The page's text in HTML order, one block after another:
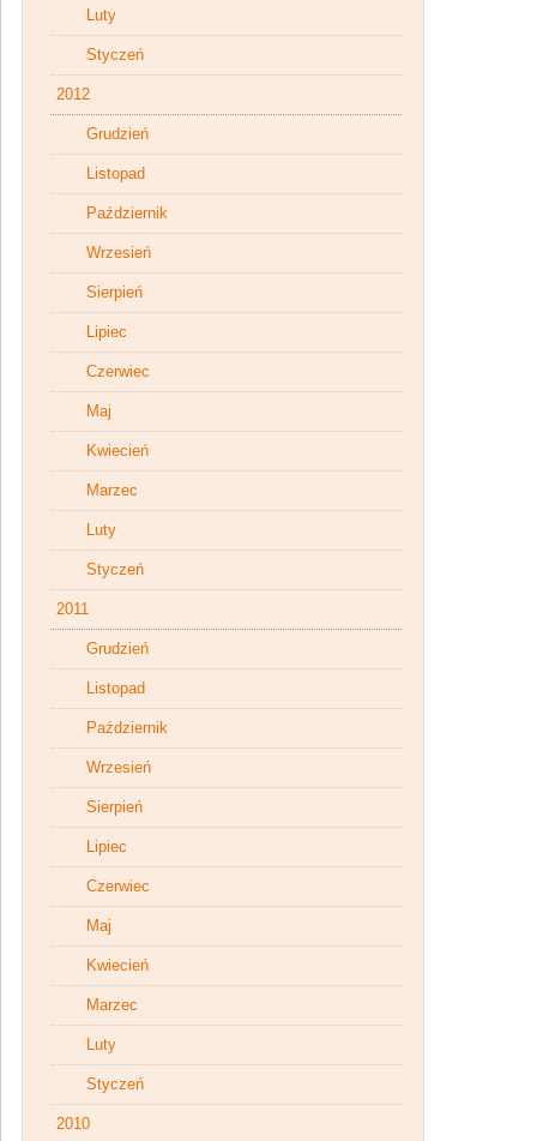
Luty
Styczeń
2012
Grudzień
Listopad
Październik
Wrzesień
Sierpień
Lipiec
Czerwiec
Maj
Kwiecień
Marzec
Luty
Styczeń
2011
Grudzień
Listopad
Październik
Wrzesień
Sierpień
Lipiec
Czerwiec
Maj
Kwiecień
Marzec
Luty
Styczeń
2010